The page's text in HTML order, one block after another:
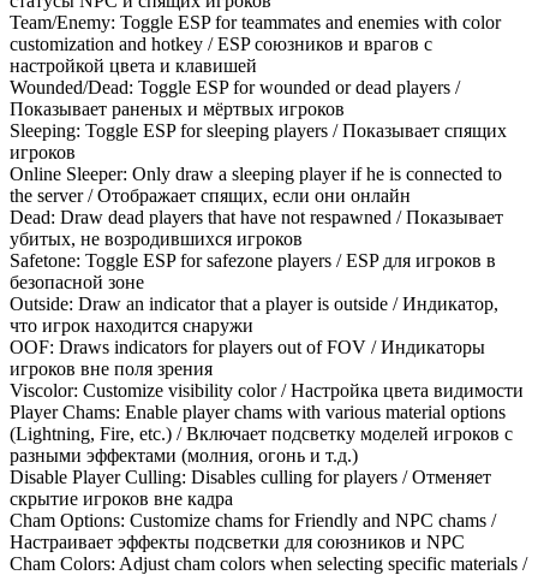
Team/Enemy: Toggle ESP for teammates and enemies with color
customization and hotkey / ESP союзников и врагов с
настройкой цвета и клавишей
Wounded/Dead: Toggle ESP for wounded or dead players /
Показывает раненых и мёртвых игроков
Sleeping: Toggle ESP for sleeping players / Показывает спящих
игроков
Online Sleeper: Only draw a sleeping player if he is connected to
the server / Отображает спящих, если они онлайн
Dead: Draw dead players that have not respawned / Показывает
убитых, не возродившихся игроков
Safetone: Toggle ESP for safezone players / ESP для игроков в
безопасной зоне
Outside: Draw an indicator that a player is outside / Индикатор,
что игрок находится снаружи
OOF: Draws indicators for players out of FOV / Индикаторы
игроков вне поля зрения
Viscolor: Customize visibility color / Настройка цвета видимости
Player Chams: Enable player chams with various material options
(Lightning, Fire, etc.) / Включает подсветку моделей игроков с
разными эффектами (молния, огонь и т.д.)
Disable Player Culling: Disables culling for players / Отменяет
скрытие игроков вне кадра
Cham Options: Customize chams for Friendly and NPC chams /
Настраивает эффекты подсветки для союзников и NPC
Cham Colors: Adjust cham colors when selecting specific materials /